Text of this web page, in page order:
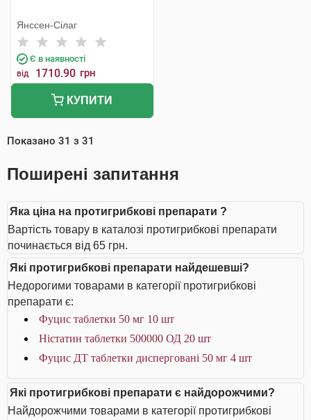
Янссен-Сілаг
Є в наявності
від 1710.90 грн
КУПИТИ
Показано 31 з 31
Поширені запитання
Яка ціна на протигрибкові препарати ?
Вартість товару в каталозі протигрибкові препарати
починається від 65 грн.
Які протигрибкові препарати найдешевші?
Недорогими товарами в категорії протигрибкові
препарати є:
Фуцис таблетки 50 мг 10 шт
Ністатин таблетки 500000 ОД 20 шт
Фуцис ДТ таблетки дисперговані 50 мг 4 шт
Які протигрибкові препарати є найдорожчими?
Найдорожчими товарами в категорії протигрибкові